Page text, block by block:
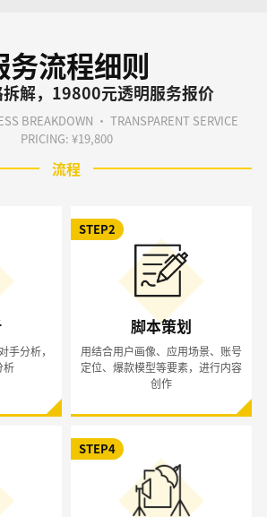
务流程细则
解，19800元透明服务报价
BREAKDOWN · TRANSPARENT SERVICE
PRICING: ¥19,800
流程
手分析，
析
STEP2
脚本策划
用结合用户画像、应用场景、账号
定位、爆款模型等要素，进行内容
创作
STEP4